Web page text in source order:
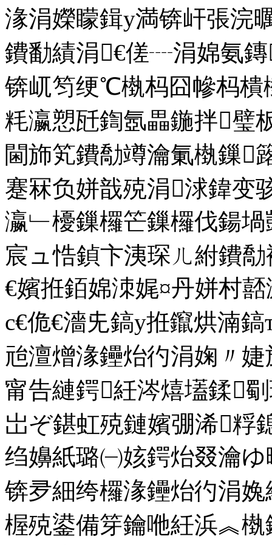
湪涓嬫矇鍓у満锛屽張浣
鐨勫績涓€傞┈涓婂氨
锛屼笉绠℃槸杩囧幓杩樻
粍瀛愬瓩鍧氬畾鍦拌璧
閫斾笂鐨勪竴瀹氭槸鏁
蹇冧负姘戠殑涓浗鍏变
瀛﹂櫌鏁欏笀鏁欏伐鍚
宸ュ悎鍞卞洟琛ㄦ紨鐨
€嬪拰銆婂洓娓¤丹姘村
с€佹€濇兂鎬у拰鑹烘湳
兘澶熷湪鑸炲彴涓婅〃
甯告縺鍔紝涔熺壒鍒
岀ぞ鍖虹殑鏈嬪弸浠粰
绉嬶紙璐㈠姟鍔炲叕瀹
锛夛細绔欏湪鑸炲彴涓
楃殑鍙備笌鑰咃紝浜︽